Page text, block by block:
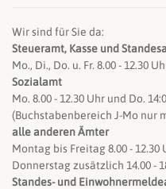
Wir sind für Sie da:
Steueramt, Kasse und
Mo., Di., Do. u. Fr. 8.00 - 12.30
Sozialamt
Mo. 8.00 - 12.30 Uhr und Do.
(Buchstabenbereich J-Mo nur
alle anderen Ämter
Montag bis Freitag 8.00 - 12.30
Donnerstag zusätzlich 14.00 -
Standes- und